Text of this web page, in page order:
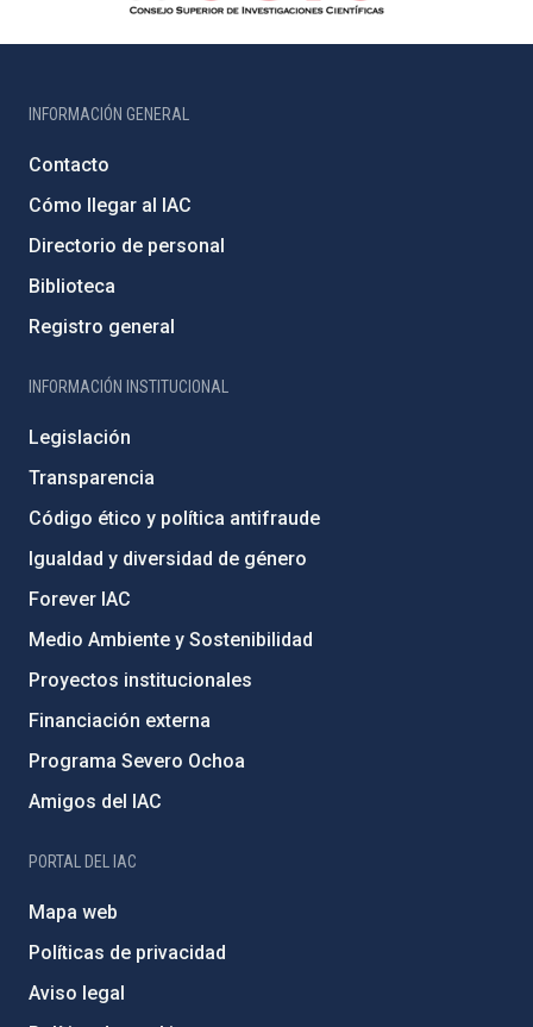
INFORMACIÓN GENERAL
Contacto
Cómo llegar al IAC
Directorio de personal
Biblioteca
Registro general
INFORMACIÓN INSTITUCIONAL
Legislación
Transparencia
Código ético y política antifraude
Igualdad y diversidad de género
Forever IAC
Medio Ambiente y Sostenibilidad
Proyectos institucionales
Financiación externa
Programa Severo Ochoa
Amigos del IAC
PORTAL DEL IAC
Mapa web
Políticas de privacidad
Aviso legal